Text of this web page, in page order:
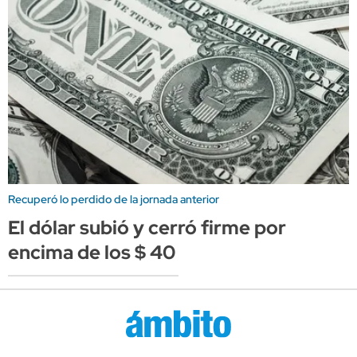
Recuperó lo perdido de la jornada anterior
El dólar subió y cerró firme por
encima de los $ 40